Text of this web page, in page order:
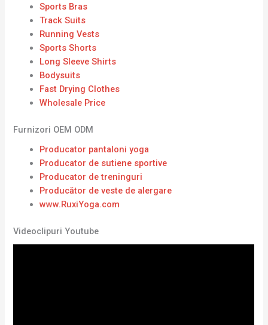
Sports Bras
Track Suits
Running Vests
Sports Shorts
Long Sleeve Shirts
Bodysuits
Fast Drying Clothes
Wholesale Price
Furnizori OEM ODM
Producator pantaloni yoga
Producator de sutiene sportive
Producator de treninguri
Producător de veste de alergare
www.RuxiYoga.com
Videoclipuri Youtube